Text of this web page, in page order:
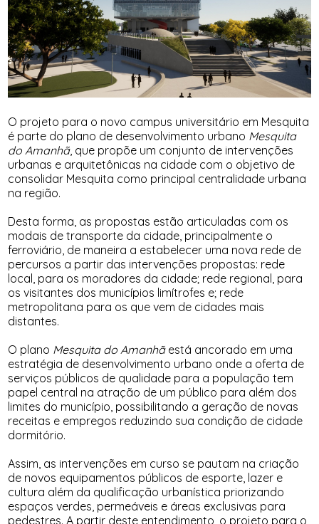
O projeto para o novo campus universitário em Mesquita
é parte do plano de desenvolvimento urbano Mesquita
do Amanhã, que propõe um conjunto de intervenções
urbanas e arquitetônicas na cidade com o objetivo de
consolidar Mesquita como principal centralidade urbana
na região.
Desta forma, as propostas estão articuladas com os
modais de transporte da cidade, principalmente o
ferroviário, de maneira a estabelecer uma nova rede de
percursos a partir das intervenções propostas: rede
local, para os moradores da cidade; rede regional, para
os visitantes dos municípios limítrofes e; rede
metropolitana para os que vem de cidades mais
distantes.
O plano Mesquita do Amanhãestá ancorado em uma
estratégia de desenvolvimento urbano onde a oferta de
serviços públicos de qualidade para a população tem
papel central na atração de um público para além dos
limites do município, possibilitando a geração de novas
receitas e empregos reduzindo sua condição de cidade
dormitório.
Assim, as intervenções em curso se pautam na criação
de novos equipamentos públicos de esporte, lazer e
cultura além da qualificação urbanística priorizando
espaços verdes, permeáveis e áreas exclusivas para
pedestres. A partir deste entendimento, o projeto para o